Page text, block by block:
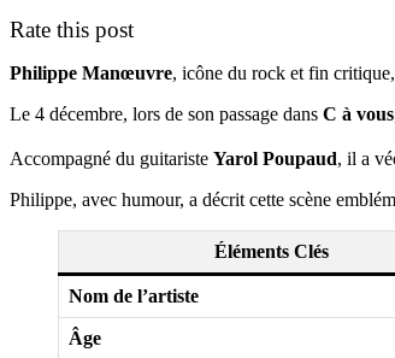
Rate this post
Philippe Manœuvre, icône du rock et fin
Le 4 décembre, lors de son passage dans C à vous
Accompagné du guitariste Yarol Poupaud, il a
Philippe, avec humour, a décrit cette scène
Éléments Clés
Nom de l’artiste
Âge